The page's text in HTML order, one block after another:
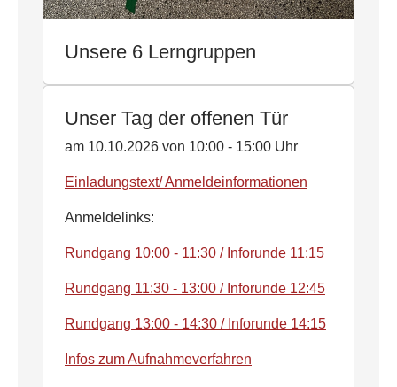
Unsere 6 Lerngruppen
Unser Tag der offenen Tür
am 10.10.2026 von 10:00 - 15:00 Uhr
Einladungstext/ Anmeldeinformationen
Anmeldelinks:
Rundgang 10:00 - 11:30 / Inforunde 11:15
Rundgang 11:30 - 13:00 / Inforunde 12:45
Rundgang 13:00 - 14:30 / Inforunde 14:15
Infos zum Aufnahmeverfahren